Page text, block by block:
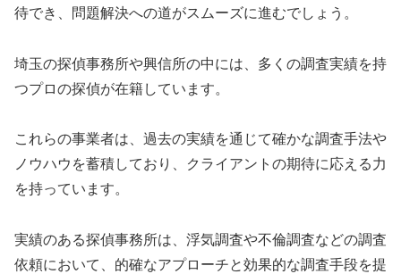
待でき、問題解決への道がスムーズに進むでしょう。
埼玉の探偵事務所や興信所の中には、多くの調査実績を持
つプロの探偵が在籍しています。
これらの事業者は、過去の実績を通じて確かな調査手法や
ノウハウを蓄積しており、クライアントの期待に応える力
を持っています。
実績のある探偵事務所は、浮気調査や不倫調査などの調査
依頼において、的確なアプローチと効果的な調査手段を提